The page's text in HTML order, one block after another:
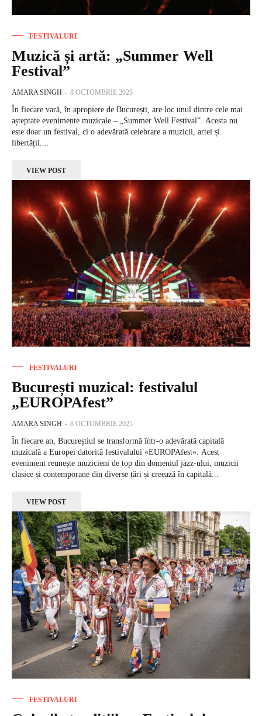
FESTIVALURI
Muzică și artă: „Summer Well
Festival”
AMARA SINGH - 8 OCTOMBRIE 2025
În fiecare vară, în apropiere de București, are loc unul dintre cele mai
așteptate evenimente muzicale – „Summer Well Festival”. Acesta nu
este doar un festival, ci o adevărată celebrare a muzicii, artei și
libertății....
VIEW POST
FESTIVALURI
București muzical: festivalul
„EUROPAfest”
AMARA SINGH - 8 OCTOMBRIE 2025
În fiecare an, Bucureștiul se transformă într-o adevărată capitală
muzicală a Europei datorită festivalului «EUROPAfest». Acest
eveniment reunește muzicieni de top din domeniul jazz-ului, muzicii
clasice și contemporane din diverse țări și creează în capitală...
VIEW POST
FESTIVALURI